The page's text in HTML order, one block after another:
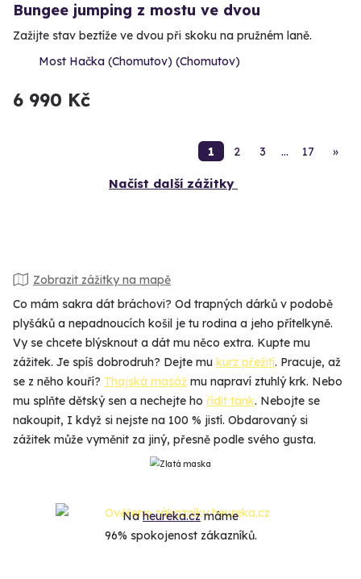
Bungee jumping z mostu ve dvou
Zažijte stav beztíže ve dvou při skoku na pružném laně.
Most Hačka (Chomutov) (Chomutov)
6 990 Kč
1 2 3 … 17 »
Načíst další zážitky
Zobrazit zážitky na mapě
Co mám sakra dát bráchovi? Od trapných dárků v podobě
plyšáků a nepadnoucích košil je tu rodina a jeho přítelkyně.
Vy se chcete blýsknout a dát mu něco extra. Kupte mu
zážitek. Je spíš dobrodruh? Dejte mu kurz přežití. Pracuje, až
se z něho kouří? Thajská masáž mu napraví ztuhlý krk. Nebo
mu splňte dětský sen a nechejte ho řídit tank. Nebojte se
nakoupit, I když si nejste na 100 % jistí. Obdarovaný si
zážitek může vyměnit za jiný, přesně podle svého gusta.
Naheureka.czmáme
96% spokojenost zákazníků.